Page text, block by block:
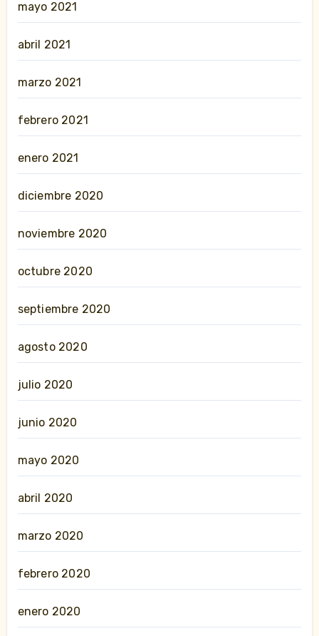
mayo 2021
abril 2021
marzo 2021
febrero 2021
enero 2021
diciembre 2020
noviembre 2020
octubre 2020
septiembre 2020
agosto 2020
julio 2020
junio 2020
mayo 2020
abril 2020
marzo 2020
febrero 2020
enero 2020